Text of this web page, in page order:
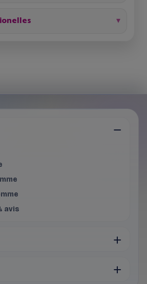
mon programme
Homme
avis